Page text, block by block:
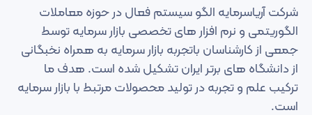
شرکت آریاسرمایه الگو سیستم فعال در حوزه معاملات
الگوریتمی و نرم افزار های تخصصی بازار سرمایه توسط
جمعی از کارشناسان باتجربه بازار سرمایه به همراه نخبگانی
از دانشگاه های برتر ایران تشکیل شده است. هدف ما
ترکیب علم و تجربه در تولید محصولات مرتبط با بازار سرمایه
است.